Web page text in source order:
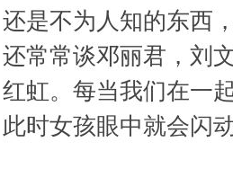
还是不为人知的东西
还常常谈邓丽君，刘
红虹。每当我们在一
此时女孩眼中就会闪